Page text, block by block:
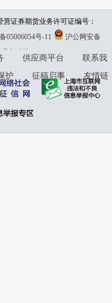
证券期货业务许可证编号：
:021-61278686 举报邮箱：
05006054号-11
沪公网安备
与建议:4000300059/952500
供应商平台
联系我
护 征稿启事
友情链